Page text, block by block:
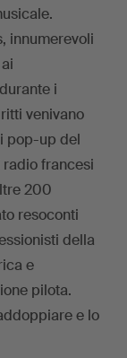
innumerevoli
i
venivano
pop-up del
francesi
200
resoconti
della
e
pilota.
e lo